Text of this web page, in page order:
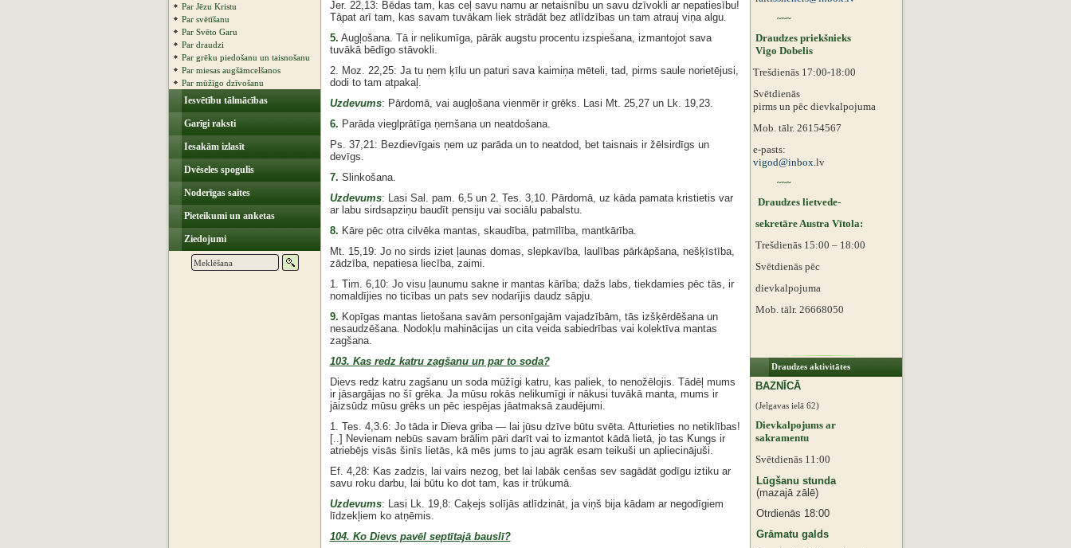
Par Jēzu Kristu
Par svētīšanu
Par Svēto Garu
Par draudzi
Par grēku piedošanu un taisnošanu
Par miesas augšāmcelšanos
Par mūžīgo dzīvošanu
Iesvētību tālmācības
Garīgi raksti
Iesakām izlasīt
Dvēseles spogulis
Noderīgas saites
Pieteikumi un anketas
Ziedojumi
Jer. 22,13: Bēdas tam, kas ceļ savu namu ar netaisnību un savu dzīvokli ar nepatiesību!
Tāpat arī tam, kas savam tuvākam liek strādāt bez atlīdzības un tam atrauj viņa algu.
5. Augļošana. Tā ir nelikumīga, pārāk augstu procentu izspiešana, izmantojot sava
tuvākā bēdīgo stāvokli.
2. Moz. 22,25: Ja tu ņem ķīlu un paturi sava kaimiņa mēteli, tad, pirms saule norietējusi,
dodi to tam atpakaļ.
Uzdevums: Pārdomā, vai augļošana vienmēr ir grēks. Lasi Mt. 25,27 un Lk. 19,23.
6. Parāda vieglprātīga ņemšana un neatdošana.
Ps. 37,21: Bezdievīgais ņem uz parāda un to neatdod, bet taisnais ir žēlsirdīgs un
devīgs.
7. Slinkošana.
Uzdevums: Lasi Sal. pam. 6,5 un 2. Tes. 3,10. Pārdomā, uz kāda pamata kristietis var
ar labu sirdsapziņu baudīt pensiju vai sociālu pabalstu.
8. Kāre pēc otra cilvēka mantas, skaudība, patmīlība, mantkārība.
Mt. 15,19: Jo no sirds iziet ļaunas domas, slepkavība, laulības pārkāpšana, nešķīstība,
zādzība, nepatiesa liecība, zaimi.
1. Tim. 6,10: Jo visu ļaunumu sakne ir mantas kārība; dažs labs, tiekdamies pēc tās, ir
nomaldījies no ticības un pats sev nodarījis daudz sāpju.
9. Kopīgas mantas lietošana savām personīgajām vajadzībām, tās izšķērdēšana un
nesaudzēšana. Nodokļu mahinācijas un cita veida sabiedrības vai kolektīva mantas
zagšana.
103. Kas redz katru zagšanu un par to soda?
Dievs redz katru zagšanu un soda mūžīgi katru, kas paliek, to nenožēlojis. Tādēļ mums
ir jāsargājas no šī grēka. Ja mūsu rokās nelikumīgi ir nākusi tuvākā manta, mums ir
jāizsūdz mūsu grēks un pēc iespējas jāatmaksā zaudējumi.
1. Tes. 4,3.6: Jo tāda ir Dieva griba — lai jūsu dzīve būtu svēta. Atturieties no netiklības!
[..] Nevienam nebūs savam brālim pāri darīt vai to izmantot kādā lietā, jo tas Kungs ir
atriebējs visās šinīs lietās, kā mēs jums to jau agrāk esam teikuši un apliecinājuši.
Ef. 4,28: Kas zadzis, lai vairs nezog, bet lai labāk cenšas sev sagādāt godīgu iztiku ar
savu roku darbu, lai būtu ko dot tam, kas ir trūkumā.
Uzdevums: Lasi Lk. 19,8: Caķejs solījās atlīdzināt, ja viņš bija kādam ar negodīgiem
līdzekļiem ko atņēmis.
104. Ko Dievs pavēl septītajā bauslī?
~~~
Draudzes priekšnieks
Vigo Dobelis
Trešdienās 17:00-18:00
Svētdienās
pirms un pēc dievkalpojuma
Mob. tālr. 26154567
e-pasts:
vigod@inbox.lv
~~~
Draudzes lietvede-
sekretāre Austra Vītola:
Trešdienās 15:00 – 18:00
Svētdienās pēc
dievkalpojuma
Mob. tālr. 26668050
Draudzes aktivitātes
BAZNĪCĀ
(Jelgavas ielā 62)
Dievkalpojums ar
sakramentu
Svētdienās 11:00
Lūgšanu stunda
(mazajā zālē)
Otrdienās 18:00
Grāmatu galds